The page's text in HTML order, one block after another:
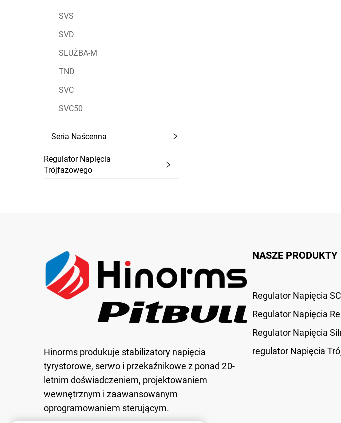
SVS
SVD
SLUŻBA-M
TND
SVC
SVC50
Seria Naścenna
Regulator Napięcia
Trójfazowego
Hinorms produkuje stabilizatory napięcia
tyrystorowe, serwo i przekaźnikowe z ponad 20-
letnim doświadczeniem, projektowaniem
wewnętrznym i zaawansowanym
oprogramowaniem sterującym.
NASZE PRODUKTY
Regulator Napięcia
Regulator Napięcia
Regulator Napięcia
regulator Napięcia